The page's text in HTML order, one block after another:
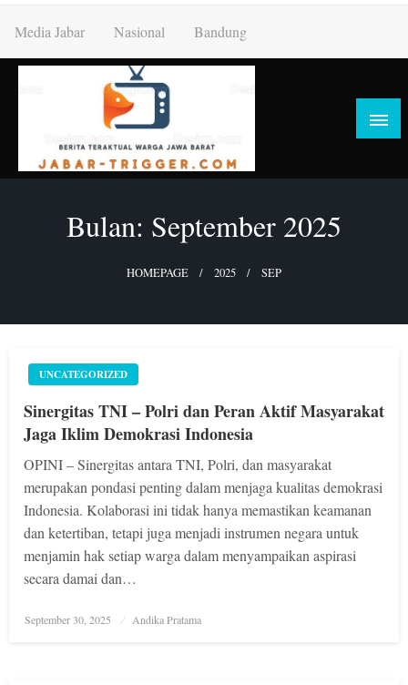
content
Media Jabar Nasional Bandung
Bulan: September 2025
HOMEPAGE 2025 SEP
UNCATEGORIZED
Sinergitas TNI – Polri dan Peran Aktif Masyarakat
Jaga Iklim Demokrasi Indonesia
OPINI – Sinergitas antara TNI, Polri, dan masyarakat
merupakan pondasi penting dalam menjaga kualitas demokrasi
Indonesia. Kolaborasi ini tidak hanya memastikan keamanan
dan ketertiban, tetapi juga menjadi instrumen negara untuk
menjamin hak setiap warga dalam menyampaikan aspirasi
secara damai dan…
Posted
September 30, 2025 Andika Pratama